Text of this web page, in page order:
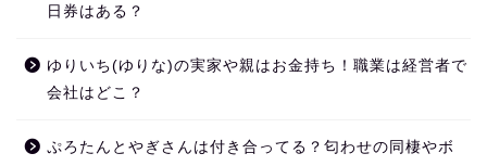
日券はある？
ゆりいち(ゆりな)の実家や親はお金持ち！職業は経営者で
会社はどこ？
ぷろたんとやぎさんは付き合ってる？匂わせの同棲やボ